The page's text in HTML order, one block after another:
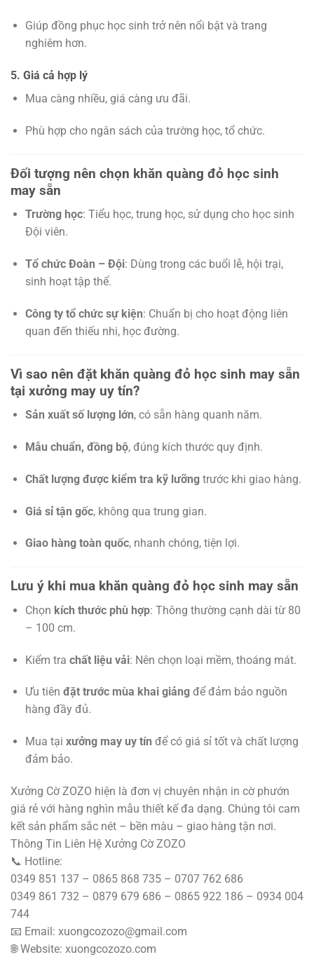
Giúp đồng phục học sinh trở nên nổi bật và trang
nghiêm hơn.
5. Giá cả hợp lý
Mua càng nhiều, giá càng ưu đãi.
Phù hợp cho ngân sách của trường học, tổ chức.
Đối tượng nên chọn khăn quàng đỏ học sinh
may sẵn
Trường học: Tiểu học, trung học, sử dụng cho học sinh
Đội viên.
Tổ chức Đoàn – Đội: Dùng trong các buổi lễ, hội trại,
sinh hoạt tập thể.
Công ty tổ chức sự kiện: Chuẩn bị cho hoạt động liên
quan đến thiếu nhi, học đường.
Vì sao nên đặt khăn quàng đỏ học sinh may sẵn
tại xưởng may uy tín?
Sản xuất số lượng lớn, có sẵn hàng quanh năm.
Mẫu chuẩn, đồng bộ, đúng kích thước quy định.
Chất lượng được kiểm tra kỹ lưỡngtrước khi giao hàng.
Giá sỉ tận gốc, không qua trung gian.
Giao hàng toàn quốc, nhanh chóng, tiện lợi.
Lưu ý khi mua khăn quàng đỏ học sinh may sẵn
Chọn kích thước phù hợp: Thông thường cạnh dài từ 80
– 100 cm.
Kiểm tra chất liệu vải: Nên chọn loại mềm, thoáng mát.
Ưu tiên đặt trước mùa khai giảngđể đảm bảo nguồn
hàng đầy đủ.
Mua tại xưởng may uy tín để có giá sỉ tốt và chất lượng
đảm bảo.
Xưởng Cờ ZOZO hiện là đơn vị chuyên nhận in cờ phướn
giá rẻ với hàng nghìn mẫu thiết kế đa dạng. Chúng tôi cam
kết sản phẩm sắc nét – bền màu – giao hàng tận nơi.
Thông Tin Liên Hệ Xưởng Cờ ZOZO
📞 Hotline:
0349 851 137 – 0865 868 735 – 0707 762 686
0349 861 732 – 0879 679 686 – 0865 922 186 – 0934 004
744
📧 Email: xuongcozozo@gmail.com
🌐 Website: xuongcozozo.com